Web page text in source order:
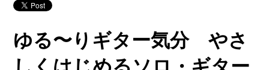
ゆる〜りギター気分 やさ